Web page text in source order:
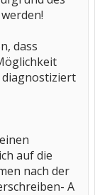
dass
auf die
nach der
A